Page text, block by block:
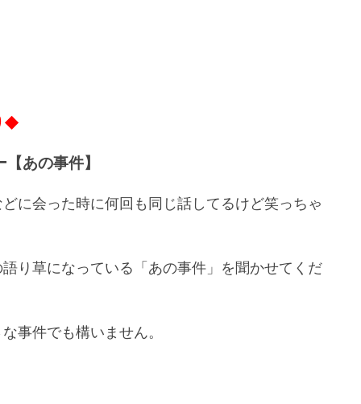
◆
あの事件】
に会った時に何回も同じ話してるけど笑っちゃ
り草になっている「あの事件」を聞かせてくだ
事件でも構いません。